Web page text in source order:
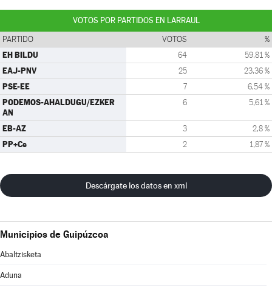
VOTOS POR PARTIDOS EN LARRAUL
PARTIDO VOTOS %
EH BILDU 64 59,81 %
EAJ-PNV 25 23,36 %
PSE-EE 7 6,54 %
PODEMOS-AHALDUGU/EZKER
AN
6 5,61 %
EB-AZ 3 2,8 %
PP+Cs 2 1,87 %
Descárgate los datos en xml
Municipios de Guipúzcoa
Abaltzisketa
Aduna